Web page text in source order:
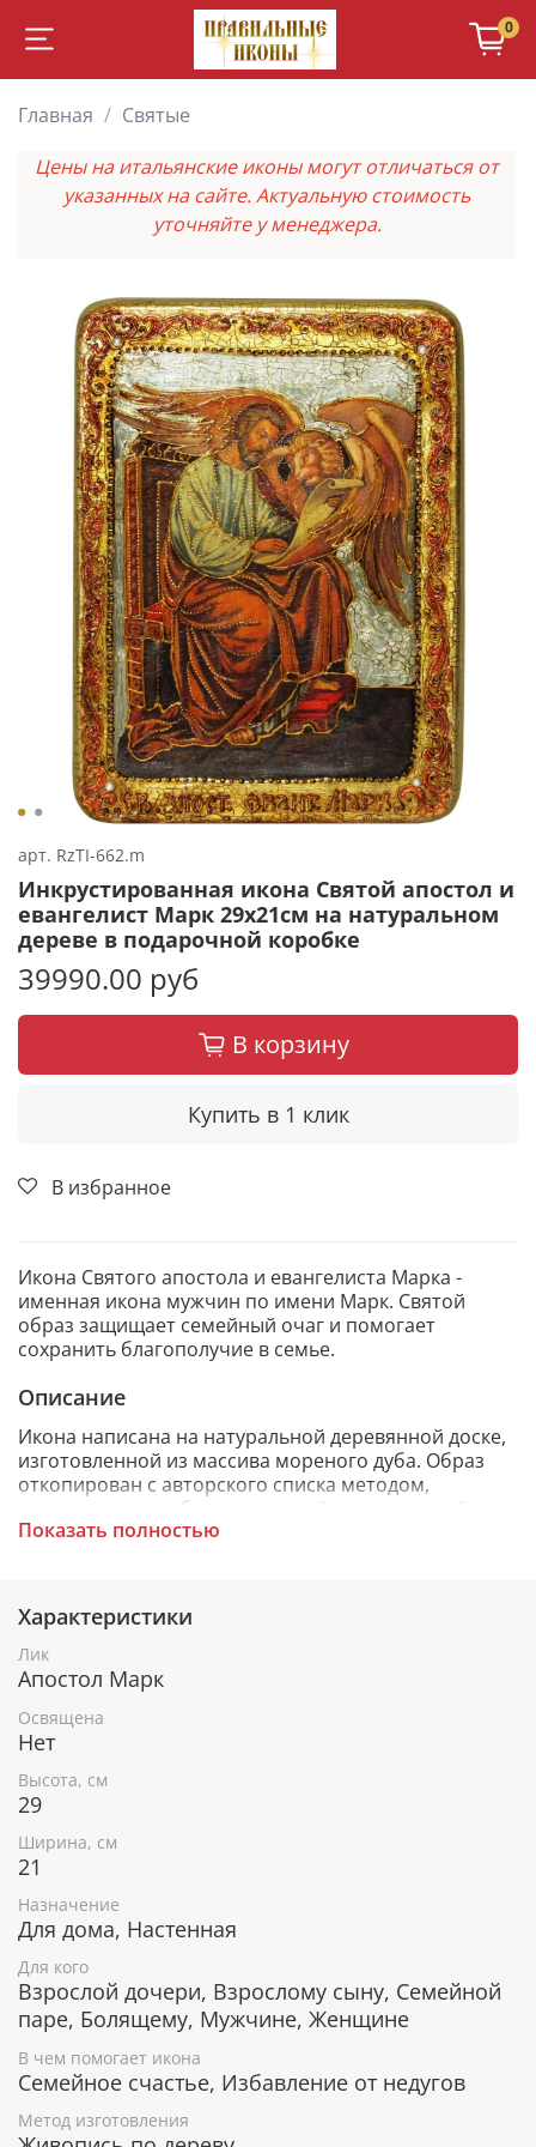
0
Главная
Святые
Цены на итальянские иконы могут отличаться от
указанных на сайте. Актуальную стоимость
уточняйте у менеджера.
арт. RzTI-662.m
Инкрустированная икона Святой апостол и
евангелист Марк 29х21см на натуральном
дереве в подарочной коробке
39990.00 руб
В корзину
Купить в 1 клик
В избранное
Икона Святого апостола и евангелиста Марка -
именная икона мужчин по имени Марк. Святой
образ защищает семейный очаг и помогает
сохранить благополучие в семье.
Описание
Икона написана на натуральной деревянной доске,
изготовленной из массива мореного дуба. Образ
откопирован с авторского списка методом,
получившим одобрение русской православной
церкви.
При окончательном оформлении образа
использовались специальные фронтажные грунты,
выравнивающие лаки и темперные краски. Венец и
поля иконы вручную украшены рельефным
орнаментом и натуральным жемчугом или
полудрагоценными камнями.
и евангелист Марк
Исцеление от физических недугов.
Заживление душевных ран.
Сохранение брака и былых чувств между
супругами.
Защита семьи от вмешательства недобрых
людей.
Гарантия подлинности
Показать полностью
Характеристики
Лик
Апостол Марк
Освящена
Нет
Высота, см
29
Ширина, см
21
Назначение
Для дома, Настенная
Для кого
Взрослой дочери, Взрослому сыну, Семейной
паре, Болящему, Мужчине, Женщине
В чем помогает икона
Семейное счастье, Избавление от недугов
Метод изготовления